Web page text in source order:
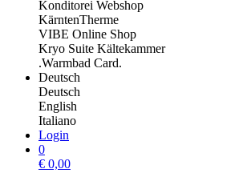
Konditorei Webshop
KärntenTherme
VIBE Online Shop
Kryo Suite Kältekammer
.Warmbad Card.
Deutsch
Deutsch
English
Italiano
Login
0
€ 0,00